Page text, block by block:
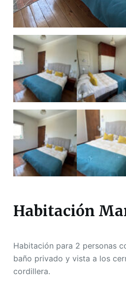
Habitación
Habitación para 2 personas
baño privado y vista a los
cordillera.